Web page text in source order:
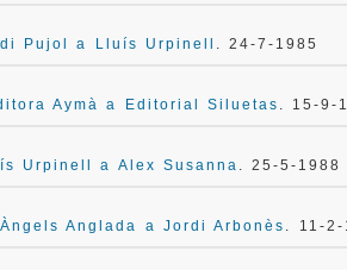
Pujol a Lluís Urpinell . 24-7-1985
Aymà a Editorial Siluetas . 15-9-
Urpinell a Alex Susanna . 25-5-1988
Anglada a Jordi Arbonès . 11-2-